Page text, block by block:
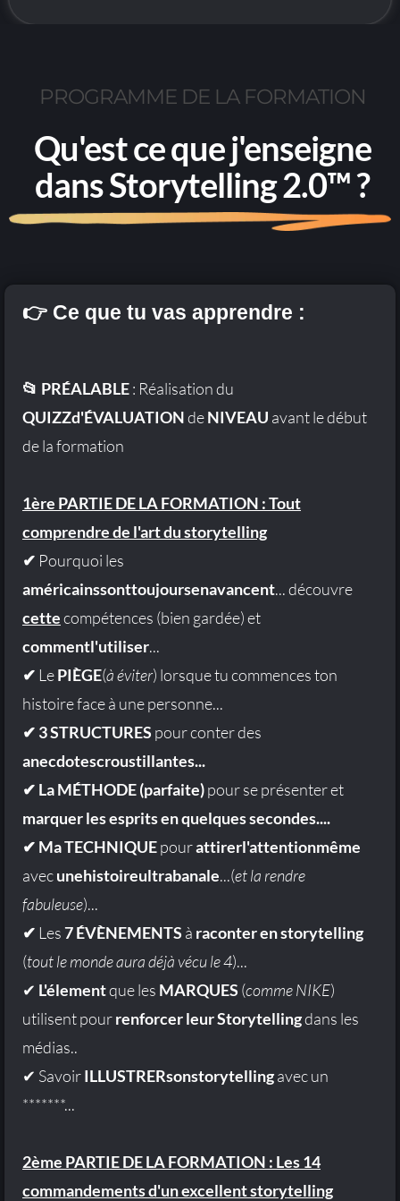
PROGRAMME DE LA FORMATION
Qu'est ce que j'enseigne
dans Storytelling 2.0™ ?
👉 Ce que tu vas apprendre :
📂 PRÉALABLE: Réalisation du
QUIZZd'ÉVALUATIONdeNIVEAU avant le début
de la formation
1ère PARTIE DE LA FORMATION : Tout
comprendre de l'art du storytelling
✔ Pourquoi les
américainssonttoujoursenavancent... découvre
cettecompétences (bien gardée) et
commentl'utiliser...
✔ LePIÈGE(à éviter) lorsque tu commences ton
histoire face à une personne...
✔ 3 STRUCTURES pour conter des
anecdotescroustillantes...
✔ La MÉTHODE (parfaite)pour se présenter et
marquer les esprits en quelques secondes....
✔ Ma TECHNIQUEpourattirerl'attentionmême
avecunehistoireultrabanale...(et la rendre
fabuleuse)...
✔ Les7 ÉVÈNEMENTS à raconter en storytelling
(tout le monde aura déjà vécu le 4)...
✔ L'élementque les MARQUES (comme NIKE)
utilisent pourrenforcer leur Storytellingdans les
médias..
✔ SavoirILLUSTRERsonstorytellingavec un
*******...
2ème PARTIE DE LA FORMATION : Les 14
commandements d'un excellent storytelling